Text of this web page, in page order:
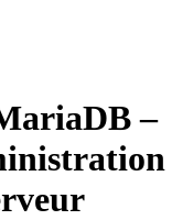
–